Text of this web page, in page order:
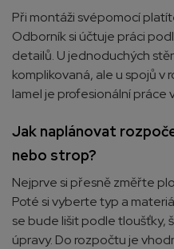
Při montáži svépomocí
Odborník si účtuje práci
detailů. U jednoduchých
komplikovaná, ale u spojů
lamel je profesionální práce
Jak naplánovat
nebo strop?
Nejprve si přesně změřte
Poté si vyberte typ a
se bude lišit podle tloušťky,
úpravy. Do rozpočtu je